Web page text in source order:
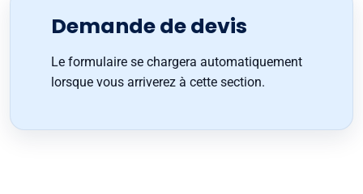
Demande de devis
Le formulaire se chargera automatiquement
lorsque vous arriverez à cette section.